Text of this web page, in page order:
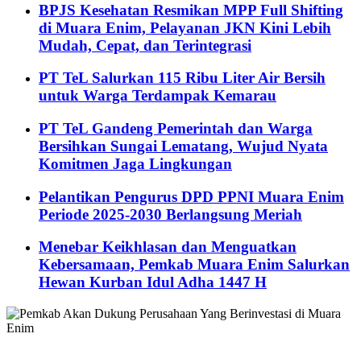
BPJS Kesehatan Resmikan MPP Full Shifting
di Muara Enim, Pelayanan JKN Kini Lebih
Mudah, Cepat, dan Terintegrasi
PT TeL Salurkan 115 Ribu Liter Air Bersih
untuk Warga Terdampak Kemarau
PT TeL Gandeng Pemerintah dan Warga
Bersihkan Sungai Lematang, Wujud Nyata
Komitmen Jaga Lingkungan
Pelantikan Pengurus DPD PPNI Muara Enim
Periode 2025-2030 Berlangsung Meriah
Menebar Keikhlasan dan Menguatkan
Kebersamaan, Pemkab Muara Enim Salurkan
Hewan Kurban Idul Adha 1447 H